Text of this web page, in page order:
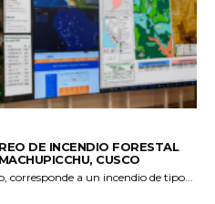
DE INCENDIO FORESTAL
CUSCO
corresponde a un incendio de tipo...